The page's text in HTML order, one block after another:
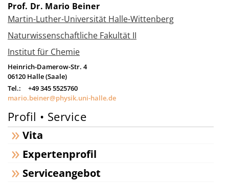
Prof. Dr. Mario Beiner
Martin-Luther-Universität Halle-Wittenberg
Naturwissenschaftliche Fakultät II
Institut für Chemie
Heinrich-Damerow-Str. 4
06120 Halle (Saale)
Tel.:
+49 345 5525760
mario.beiner@physik.uni-halle.de
Profil • Service
Vita
Expertenprofil
Serviceangebot